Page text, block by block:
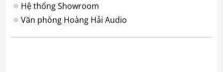
Hệ thống Showroom
Văn phòng Hoàng Hải Audio